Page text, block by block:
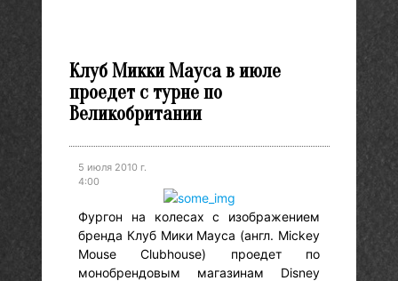
Клуб Микки Мауса в июле
проедет с турне по
Великобритании
5 июля 2010 г.
4:00
Фургон на колесах с изображением
бренда Клуб Мики Мауса (англ. Mickey
Mouse Clubhouse) проедет по
монобрендовым магазинам Disney